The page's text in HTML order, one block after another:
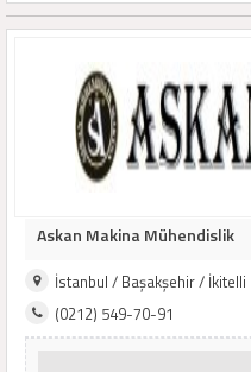
Askan Makina Mühendislik
İstanbul / Başakşehir / İkitelli
(0212) 549-70-91